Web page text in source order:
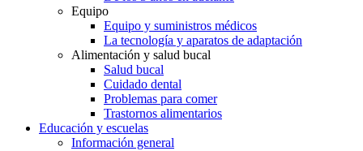
Equipo
Equipo y suministros médicos
La tecnología y aparatos de adaptación
Alimentación y salud bucal
Salud bucal
Cuidado dental
Problemas para comer
Trastornos alimentarios
Educación y escuelas
Información general